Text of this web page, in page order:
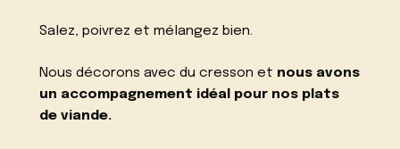
Salez, poivrez et mélangez bien.
Nous décorons avec du cresson et nous avons
un accompagnement idéal pour nos plats
de viande.